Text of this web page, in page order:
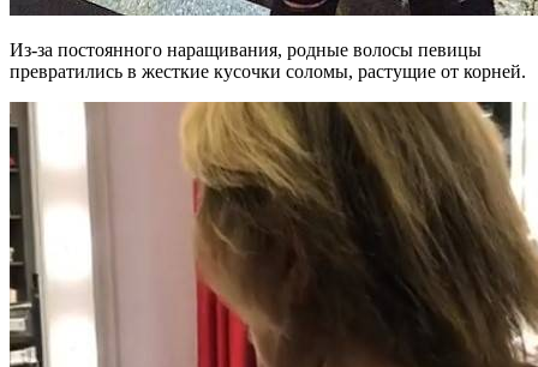
Из-за постоянного наращивания, родные волосы певицы
превратились в жесткие кусочки соломы, растущие от корней.